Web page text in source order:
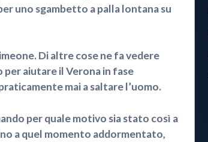
uno sgambetto a palla lontana su
Di altre cose ne fa vedere
aiutare il Verona in fase
mai a saltare l’uomo.
per quale motivo sia stato così a
a quel momento addormentato,